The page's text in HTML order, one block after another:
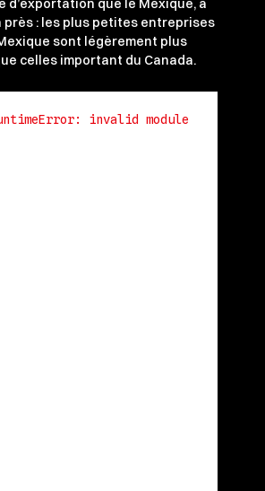
d’exportation que le Mexique, à
près : les plus petites entreprises
sont légèrement plus
celles important du Canada.